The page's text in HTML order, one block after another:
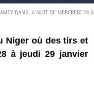
DANS LA NUIT DE MERCREDI 28 À
Niger où des tirs et
à jeudi 29 janvier